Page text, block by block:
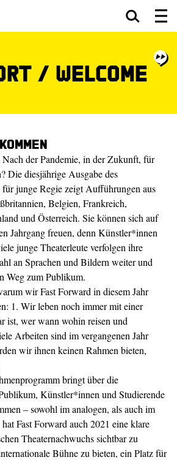
/ Welcome
der Pandemie, in der Zukunft, für
Die diesjährige Ausgabe des
für junge Regie zeigt Aufführungen aus
Belgien, Frankreich,
und Österreich. Sie können sich auf
Jahrgang freuen, denn Künstler*innen
junge Theaterleute verfolgen ihre
an Sprachen und Bildern weiter und
Weg zum Publikum.
wir Fast Forward in diesem Jahr
1. Wir leben noch immer mit einer
ist, wer wann wohin reisen und
Arbeiten sind im vergangenen Jahr
wir ihnen keinen Rahmen bieten,
bringt über die
Künstler*innen und Studierende
– sowohl im analogen, als auch im
Fast Forward auch 2021 eine klare
Theaternachwuchs sichtbar zu
Bühne zu bieten, ein Platz für